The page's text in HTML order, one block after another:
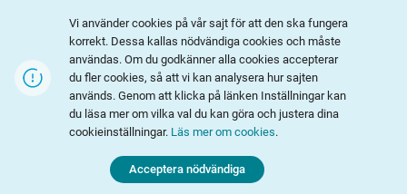
Vi använder cookies på vår sajt för att den ska fungera
korrekt. Dessa kallas nödvändiga cookies och måste
användas. Om du godkänner alla cookies accepterar
du fler cookies, så att vi kan analysera hur sajten
används. Genom att klicka på länken Inställningar kan
du läsa mer om vilka val du kan göra och justera dina
cookieinställningar. Läs mer om cookies.
Acceptera nödvändiga